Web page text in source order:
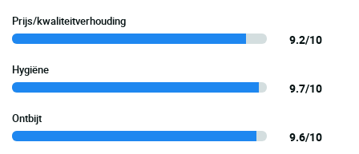
Prijs/kwaliteitverhouding
9.2/10
Hygiëne
9.7/10
Ontbijt
9.6/10